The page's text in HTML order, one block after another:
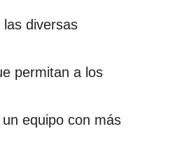
diversas
permitan a los
equipo con más